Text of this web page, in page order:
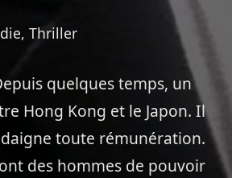
Thriller
quelques temps, un
Hong Kong et le Japon. Il
toute rémunération.
des hommes de pouvoir